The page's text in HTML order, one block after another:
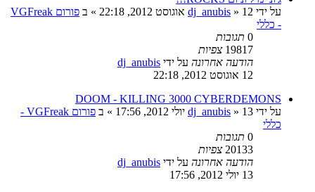
על ידי
dj_anubis » 12 אוגוסט 2012, 22:18 » ב
פורום VGFreak
- כללי
0 תגובות
19817 צפיות
הודעה אחרונה על ידי dj_anubis
12 אוגוסט 2012, 22:18
DOOM - KILLING 3000 CYBERDEMONS
על ידי
dj_anubis » 13 יולי 2012, 17:56 » ב
פורום VGFreak -
כללי
0 תגובות
20133 צפיות
הודעה אחרונה על ידי dj_anubis
13 יולי 2012, 17:56